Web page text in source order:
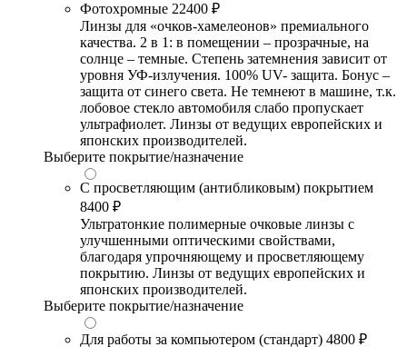
Фотохромные 22400 ₽
Линзы для «очков-хамелеонов» премиального
качества. 2 в 1: в помещении – прозрачные, на
солнце – темные. Степень затемнения зависит от
уровня УФ-излучения. 100% UV- защита. Бонус –
защита от синего света. Не темнеют в машине, т.к.
лобовое стекло автомобиля слабо пропускает
ультрафиолет. Линзы от ведущих европейских и
японских производителей.
Выберите покрытие/назначение
С просветляющим (антибликовым) покрытием
8400 ₽
Ультратонкие полимерные очковые линзы с
улучшенными оптическими свойствами,
благодаря упрочняющему и просветляющему
покрытию. Линзы от ведущих европейских и
японских производителей.
Выберите покрытие/назначение
Для работы за компьютером (стандарт) 4800 ₽